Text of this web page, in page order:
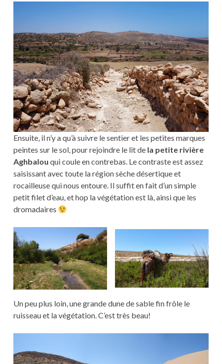
Ensuite, il n’y a qu’à suivre le sentier et les petites marques
peintes sur le sol, pour rejoindre le lit de la petite rivière
Aghbalou qui coule en contrebas. Le contraste est assez
saisissant avec toute la région sèche désertique et
rocailleuse qui nous entoure. Il suffit en fait d’un simple
petit filet d’eau, et hop la végétation est là, ainsi que les
dromadaires
Un peu plus loin, une grande dune de sable fin frôle le
ruisseau et la végétation. C’est très beau!